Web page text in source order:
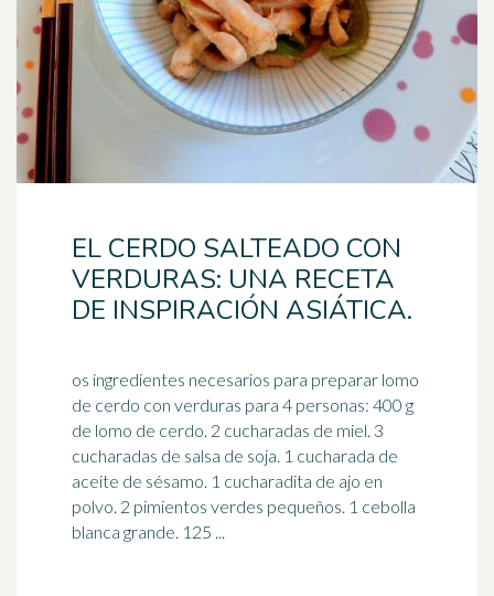
EL CERDO SALTEADO CON
VERDURAS: UNA RECETA
DE INSPIRACIÓN ASIÁTICA.
os ingredientes necesarios para preparar lomo
de cerdo con verduras para 4 personas: 400 g
de lomo de cerdo. 2 cucharadas de miel. 3
cucharadas de salsa de soja. 1 cucharada de
aceite de sésamo. 1 cucharadita de ajo en
polvo. 2 pimientos verdes pequeños. 1 cebolla
blanca grande. 125 ...